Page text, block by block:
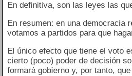
En definitiva, son las leyes las
En resumen: en una democracia
votamos a partidos para que
El único efecto que tiene el voto
cierto (poco) poder de decisión
formará gobierno y, por tanto,